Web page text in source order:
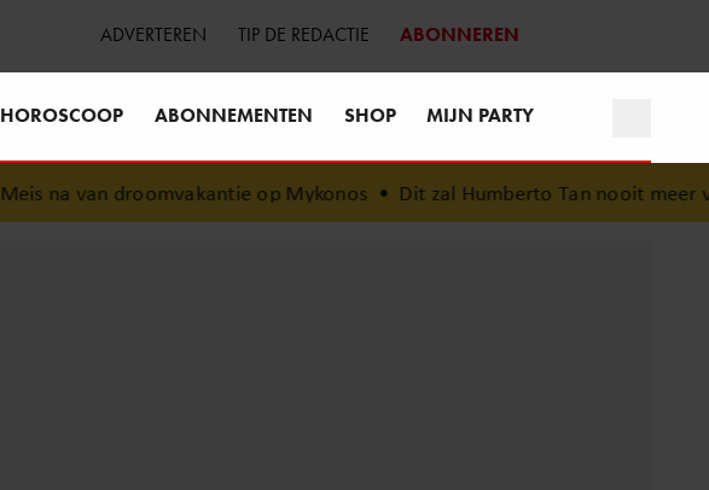
ADVERTEREN TIP DE REDACTIE ABONNEREN
HOROSCOOP ABONNEMENTEN SHOP MIJN PARTY
na van droomvakantie op Mykonos•Dit zal Humberto Tan nooit meer